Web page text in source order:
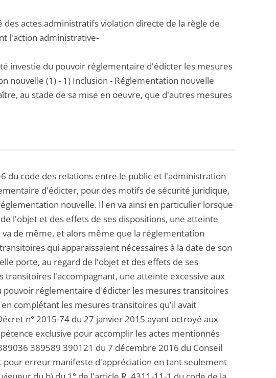
actes administratifs violation directe de la règle de
l'action administrative-
investie du pouvoir réglementaire d'édicter les mesures
nouvelle (1) - 1) Inclusion - Réglementation nouvelle
au stade de sa mise en oeuvre, que d'autres mesures
du code des relations entre le public et l'administration
d'édicter, pour des motifs de sécurité juridique,
nouvelle. Il en va ainsi en particulier lorsque
l'objet et des effets de ses dispositions, une atteinte
de même, et alors même que la réglementation
qui apparaissaient nécessaires à la date de son
porte, au regard de l'objet et des effets de ses
l'accompagnant, une atteinte excessive aux
pouvoir réglementaire d'édicter les mesures transitoires
complétant les mesures transitoires qu'il avait
n° 2015-74 du 27 janvier 2015 ayant octroyé aux
exclusive pour accomplir les actes mentionnés
389589 390121 du 7 décembre 2016 du Conseil
pour erreur manifeste d'appréciation en tant seulement